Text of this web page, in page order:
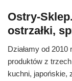
Ostry-
ostrzałki,
Działamy od
produktów z
kuchni, japońskie,